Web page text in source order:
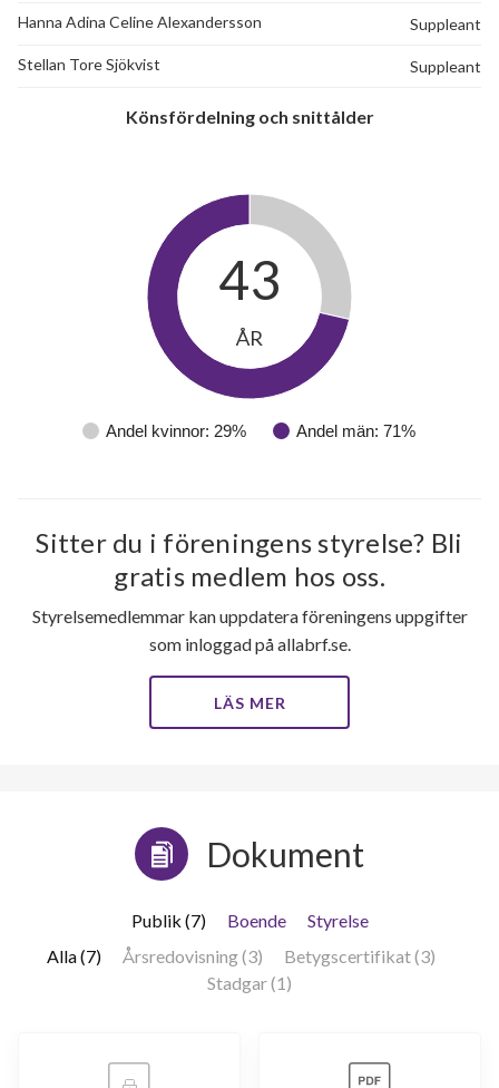
Hanna Adina Celine Alexandersson Suppleant
Stellan Tore Sjökvist Suppleant
Könsfördelning och snittålder
Andel kvinnor: 29% Andel män: 71%
43
ÅR
Sitter du i föreningens styrelse? Bli
gratis medlem hos oss.
Styrelsemedlemmar kan uppdatera föreningens uppgifter
som inloggad på allabrf.se.
LÄS MER
Dokument
Publik (7) Boende
Styrelse
Alla (7)
Årsredovisning (3)
Betygscertifikat (3)
Stadgar (1)